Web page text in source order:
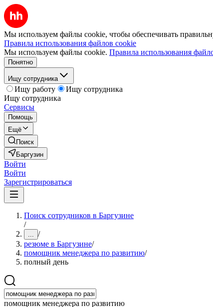
Мы используем файлы cookie, чтобы обеспечивать
Правила использования файлов cookie
Мы используем файлы cookie. Правила использования
Понятно
Ищу сотрудника
Ищу работу
Ищу сотрудника
Ищу сотрудника
Сервисы
Помощь
Ещё
Поиск
Баргузин
Войти
Войти
Зарегистрироваться
Поиск сотрудников в Баргузине
/
... /
резюме в Баргузине/
помощник менеджера по развитию/
полный день
помощник менеджера по развитию